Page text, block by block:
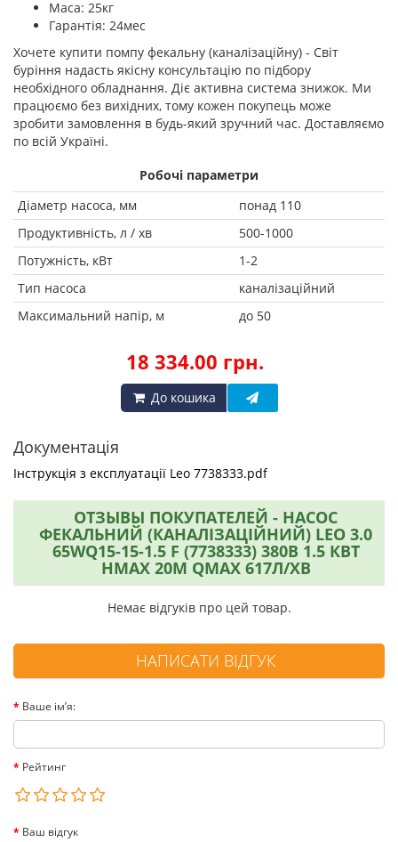
Маса: 25кг
Гарантія: 24мес
Хочете купити помпу фекальну (каналізаційну) - Світ
буріння надасть якісну консультацію по підбору
необхідного обладнання. Діє активна система знижок. Ми
працюємо без вихідних, тому кожен покупець може
зробити замовлення в будь-який зручний час. Доставляємо
по всій Україні.
Робочі параметри
Діаметр насоса, мм
понад 110
Продуктивність, л / хв
500-1000
Потужність, кВт
1-2
Тип насоса
каналізаційний
Максимальний напір, м
до 50
18 334.00 грн.
До кошика
Документація
Інструкція з експлуатації Leo 7738333.pdf
ОТЗЫВЫ ПОКУПАТЕЛЕЙ - НАСОС
ФЕКАЛЬНИЙ (КАНАЛІЗАЦІЙНИЙ) LEO 3.0
65WQ15-15-1.5 F (7738333) 380В 1.5 КВТ
HMAX 20М QMAX 617Л/ХВ
Немає відгуків про цей товар.
НАПИСАТИ ВІДГУК
Ваше ім’я:
Рейтинг
Ваш відгук